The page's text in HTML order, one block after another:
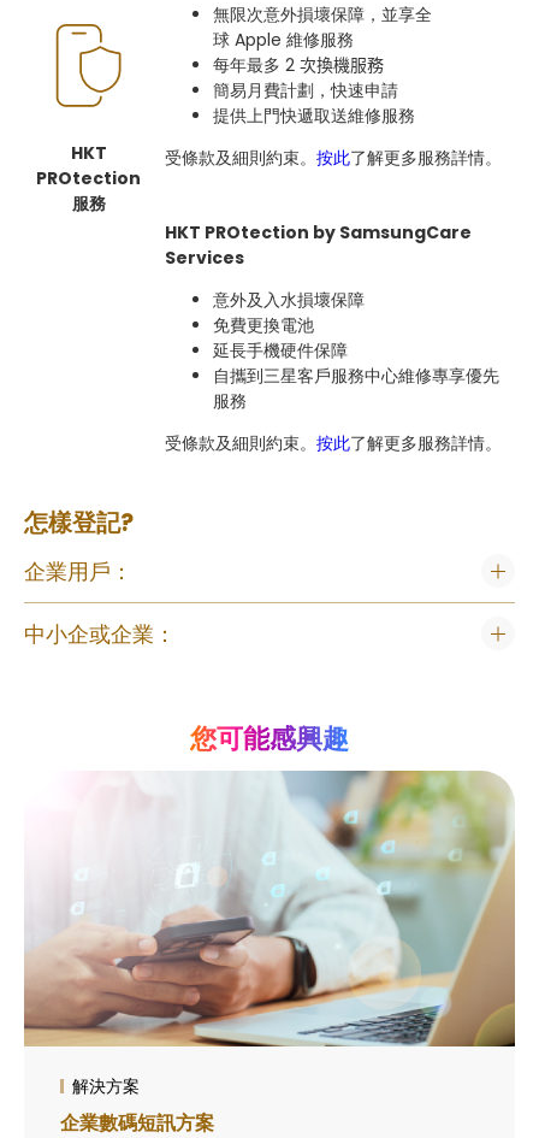
HKT
PROtection
服務
無限次意外損壞保障，並享全
球 Apple 維修服務
每年最多 2 次換機服務
簡易月費計劃，快速申請
提供上門快遞取送維修服務
受條款及細則約束。 按此了解更多服務詳情。
HKT PROtection by SamsungCare
Services
意外及入水損壞保障
免費更換電池
延長手機硬件保障
自攜到三星客戶服務中心維修專享優先
服務
受條款及細則約束。 按此了解更多服務詳情。
怎樣登記?
企業用戶：
中小企或企業：
您可能感興趣
解決方案
企業數碼短訊方案